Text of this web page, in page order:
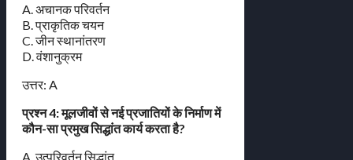
A. अचानक परिवर्तन
B. प्राकृतिक चयन
C. जीन स्थानांतरण
D. वंशानुक्रम
उत्तर: A
प्रश्न 4: मूलजीवों से नई प्रजातियों के निर्माण में
कौन-सा प्रमुख सिद्धांत कार्य करता है?
A. उत्परिवर्तन सिद्धांत